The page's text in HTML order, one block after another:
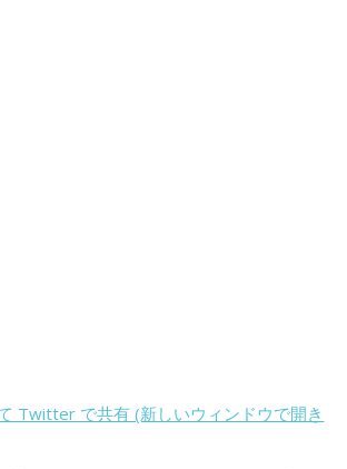
Twitter で共有 (新しいウィンドウで開き